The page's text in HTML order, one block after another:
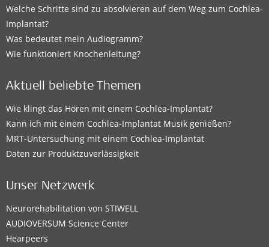
Welche Schritte sind zu absolvieren auf dem Weg zum Cochlea-
Implantat?
Was bedeutet mein Audiogramm?
Wie funktioniert Knochenleitung?
Aktuell beliebte Themen
Wie klingt das Hören mit einem Cochlea-Implantat?
Kann ich mit einem Cochlea-Implantat Musik genießen?
MRT-Untersuchung mit einem Cochlea-Implantat
Daten zur Produktzuverlässigkeit
Unser Netzwerk
Neurorehabilitation von STIWELL
AUDIOVERSUM Science Center
Hearpeers